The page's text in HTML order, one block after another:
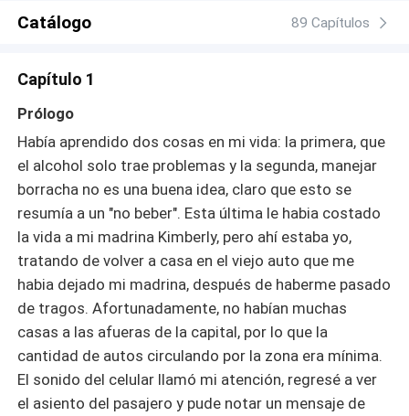
Catálogo 89 Capítulos
Capítulo 1
Prólogo
Había aprendido dos cosas en mi vida: la primera, que
el alcohol solo trae problemas y la segunda, manejar
borracha no es una buena idea, claro que esto se
resumía a un "no beber". Esta última le habia costado
la vida a mi madrina Kimberly, pero ahí estaba yo,
tratando de volver a casa en el viejo auto que me
habia dejado mi madrina, después de haberme pasado
de tragos. Afortunadamente, no habían muchas
casas a las afueras de la capital, por lo que la
cantidad de autos circulando por la zona era mínima.
El sonido del celular llamó mi atención, regresé a ver
el asiento del pasajero y pude notar un mensaje de